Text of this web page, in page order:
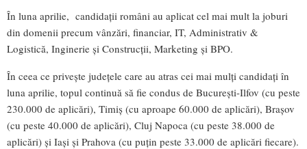
În luna aprilie, candidații români au aplicat cel mai mult la joburi
din domenii precum vânzări, financiar, IT, Administrativ &
Logistică, Inginerie și Construcții, Marketing și BPO.
În ceea ce privește județele care au atras cei mai mulți candidați în
luna aprilie, topul continuă să fie condus de București-Ilfov (cu peste
230.000 de aplicări), Timiș (cu aproape 60.000 de aplicări), Brașov
(cu peste 40.000 de aplicări), Cluj Napoca (cu peste 38.000 de
aplicări) și Iași și Prahova (cu puțin peste 33.000 de aplicări fiecare).